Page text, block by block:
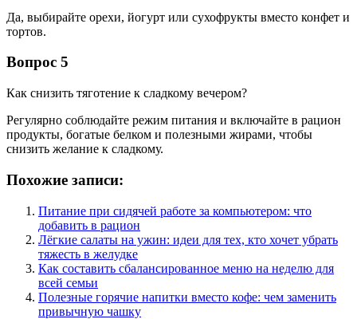
Да, выбирайте орехи, йогурт или сухофрукты вместо конфет и
тортов.
Вопрос 5
Как снизить тяготение к сладкому вечером?
Регулярно соблюдайте режим питания и включайте в рацион
продукты, богатые белком и полезными жирами, чтобы
снизить желание к сладкому.
Похожие записи:
Питание при сидячей работе за компьютером: что
добавить в рацион
Лёгкие салаты на ужин: идеи для тех, кто хочет убрать
тяжесть в желудке
Как составить сбалансированное меню на неделю для
всей семьи
Полезные горячие напитки вместо кофе: чем заменить
привычную чашку